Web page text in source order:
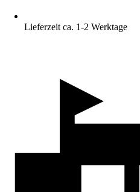
Lieferzeit ca. 1-2 Werktage